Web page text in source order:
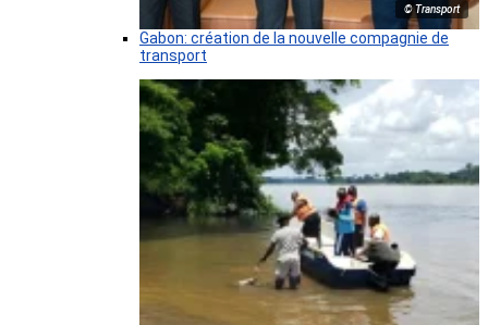
© Transport
Gabon: création de la nouvelle compagnie de
transport